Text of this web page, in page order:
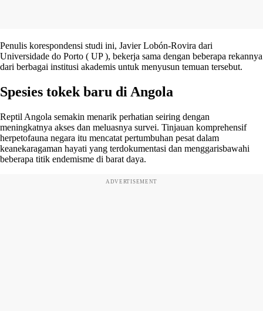
Penulis korespondensi studi ini, Javier Lobón-Rovira dari
Universidade do Porto ( UP ), bekerja sama dengan beberapa rekannya
dari berbagai institusi akademis untuk menyusun temuan tersebut.
Spesies tokek baru di Angola
Reptil Angola semakin menarik perhatian seiring dengan
meningkatnya akses dan meluasnya survei. Tinjauan komprehensif
herpetofauna negara itu mencatat pertumbuhan pesat dalam
keanekaragaman hayati yang terdokumentasi dan menggarisbawahi
beberapa titik endemisme di barat daya.
ADVERTISEMENT